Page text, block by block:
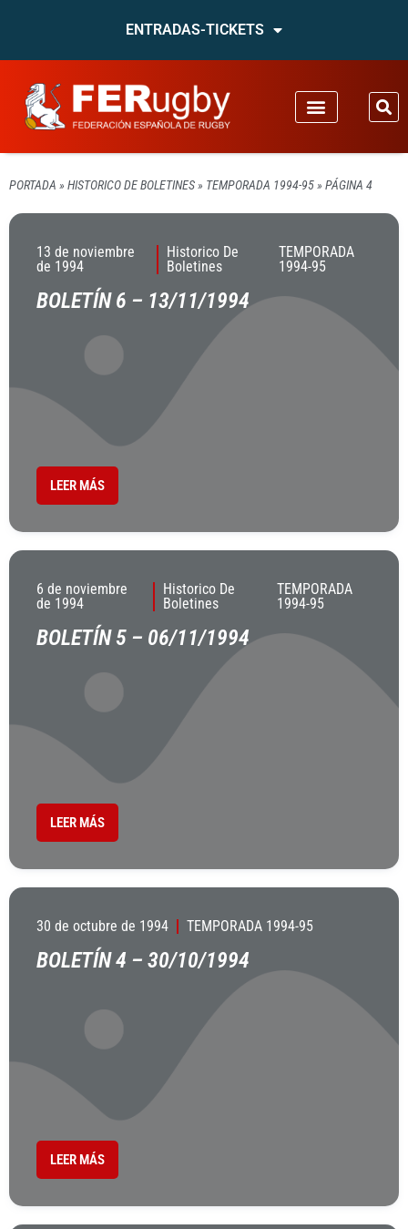
ENTRADAS-TICKETS
PORTADA » HISTORICO DE BOLETINES» TEMPORADA 1994-95» PÁGINA 4
13 de noviembre
de 1994
Historico De
Boletines
TEMPORADA
1994-95
BOLETÍN 6 – 13/11/1994
LEER MÁS
6 de noviembre
de 1994
Historico De
Boletines
TEMPORADA
1994-95
BOLETÍN 5 – 06/11/1994
LEER MÁS
30 de octubre de 1994 TEMPORADA 1994-95
BOLETÍN 4 – 30/10/1994
LEER MÁS